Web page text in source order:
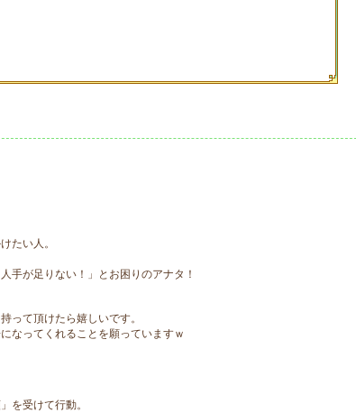
たい人。
手が足りない！」とお困りのアナタ！
って頂けたら嬉しいです。
なってくれることを願っていますｗ
を受けて行動。